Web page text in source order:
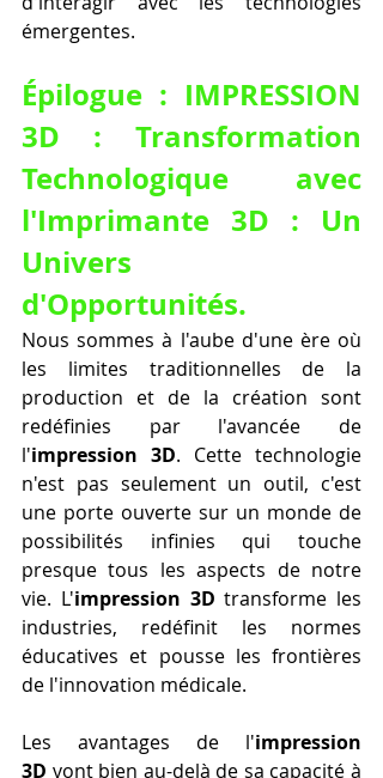
émergentes.
Épilogue : IMPRESSION
3D : Transformation
Technologique avec
l'Imprimante 3D : Un
Univers
d'Opportunités.
Nous sommes à l'aube d'une ère où
les limites traditionnelles de la
production et de la création sont
redéfinies par l'avancée de
l'impression 3D. Cette technologie
n'est pas seulement un outil, c'est
une porte ouverte sur un monde de
possibilités infinies qui touche
presque tous les aspects de notre
vie. L'impression 3D transforme les
industries, redéfinit les normes
éducatives et pousse les frontières
de l'innovation médicale.
Les avantages de l'impression
3D vont bien au-delà de sa capacité à